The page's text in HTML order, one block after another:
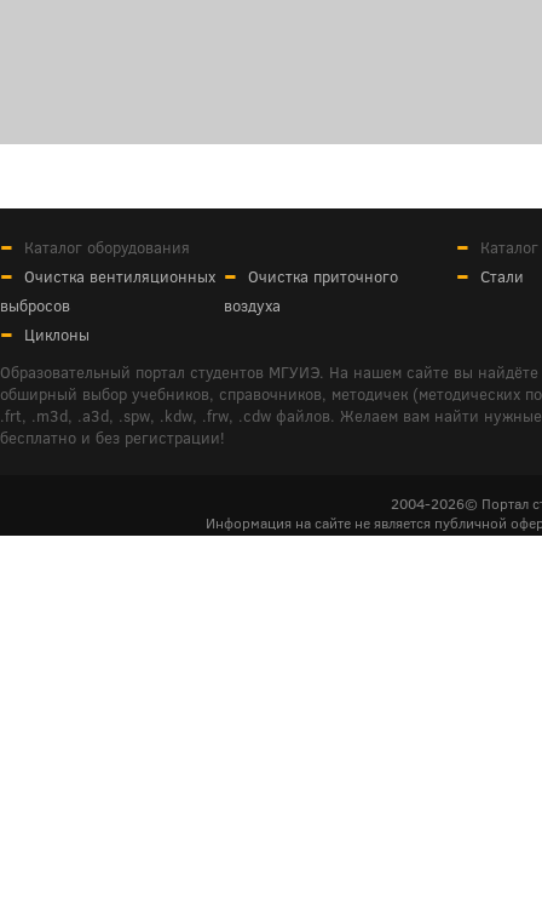
Каталог оборудования
Очистка вентиляционных
выбросов
Очистка приточного
воздуха
Циклоны
Стали
Образовательный портал студентов МГУИЭ. На нашем сайте вы
обширный выбор учебников, справочников, методичек (методических
.frt, .m3d, .a3d, .spw, .kdw, .frw, .cdw файлов. Желаем вам найти
бесплатно и без регистрации!
2004-2026© Портал
Информация на сайте не является публичной